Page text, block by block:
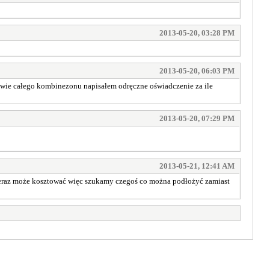
2013-05-20, 03:28 PM
2013-05-20, 06:03 PM
całego kombinezonu napisałem odręczne oświadczenie za ile
2013-05-20, 07:29 PM
2013-05-21, 12:41 AM
może kosztować więc szukamy czegoś co można podłożyć zamiast